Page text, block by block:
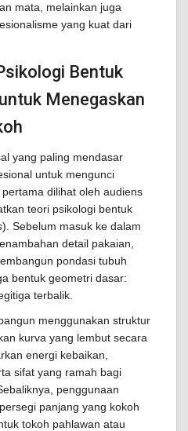
mata, melainkan juga
yang kuat dari
Bentuk
Menegaskan
yang paling mendasar
untuk mengunci
dilihat oleh audiens
teori psikologi bentuk
). Sebelum masuk ke dalam
detail pakaian,
pondasi tubuh
bentuk geometri dasar:
terbalik.
menggunakan struktur
kurva yang lembut secara
energi kebaikan,
sifat yang ramah bagi
penggunaan
panjang yang kokoh
tokoh pahlawan atau